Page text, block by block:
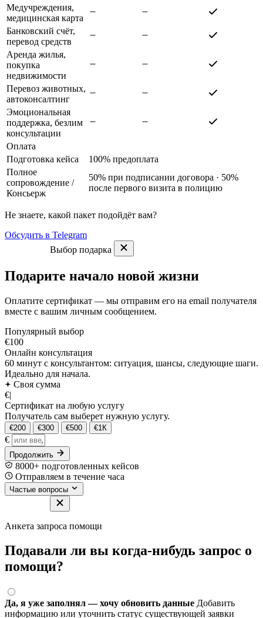
Медучреждения,
медицинская карта
Банковский счёт,
перевод средств
Аренда жилья,
покупка
недвижимости
Перевоз животных,
автоконсалтинг
Эмоциональная
поддержка, безлим
консультации
Оплата
Подготовка кейса
100% предоплата
Полное
сопровождение /
Консьерж
50% при подписании договора · 50%
после первого визита в полицию
Не знаете, какой пакет подойдёт вам?
Обсудить в Telegram
Выбор подарка
Подарите начало новой жизни
Оплатите сертификат — мы отправим его на email получателя
вместе с вашим личным сообщением.
Популярный выбор
€100
Онлайн консультация
60 минут с консультантом: ситуация, шансы, следующие шаги.
Идеально для начала.
Своя сумма
€|
Сертификат на любую услугу
Получатель сам выберет нужную услугу.
€200 €300 €500 €1К
€
Продолжить
8000+ подготовленных кейсов
Отправляем в течение часа
Частые вопросы
Анкета запроса помощи
Подавали ли вы когда-нибудь запрос о
помощи?
Да, я уже заполнял — хочу обновить данные Добавить
информацию или уточнить статус существующей заявки